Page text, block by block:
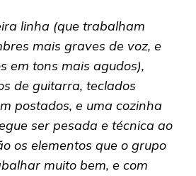
linha (que trabalham
mais graves de voz, e
em tons mais agudos),
de guitarra, teclados
postados, e uma cozinha
ser pesada e técnica ao
os elementos que o grupo
muito bem, e com